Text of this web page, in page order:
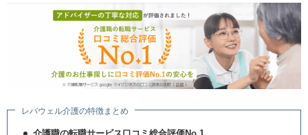
レバウェル介護の特徴まとめ